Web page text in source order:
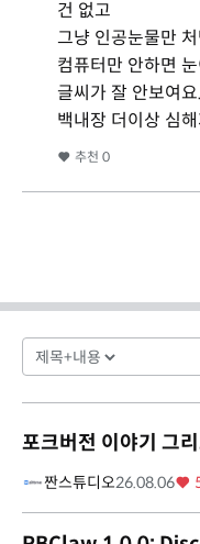
건 없고
그냥 인공눈물만
컴퓨터만 안하면
글씨가 잘 안보여요.
백내장 더이상 심
추천 0
포크버전 이야기 그
짠스튜디오26.08.06